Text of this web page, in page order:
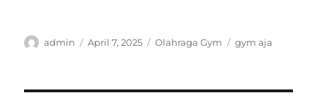
Author
admin
Posted
April 7, 2025 Categories
Olahraga Gym Tags
gym aja